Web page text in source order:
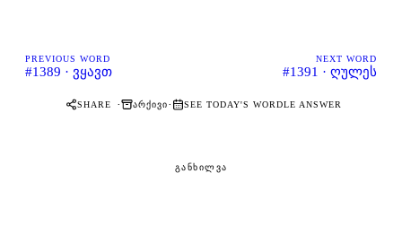
PREVIOUS WORD
#1389 · ვყავთ
NEXT WORD
#1391 · ღულეს
SHARE · ᲐᲠᲥᲘᲕᲘ· SEE TODAY'S WORDLE ANSWER
ᲒᲐᲜᲮᲘᲚᲕᲐ